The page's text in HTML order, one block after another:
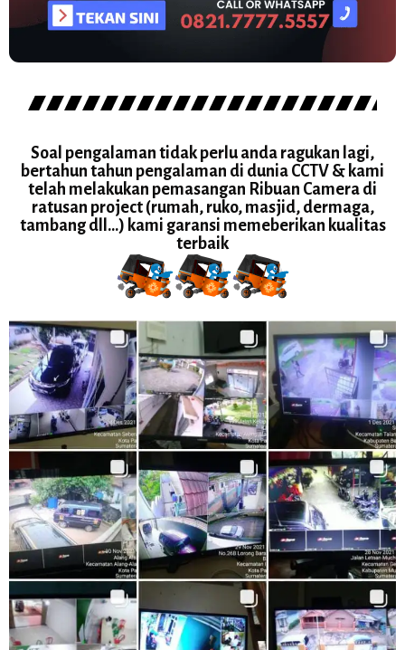
Soal pengalaman tidak perlu anda ragukan lagi,
bertahun tahun pengalaman di dunia CCTV & kami
telah melakukan pemasangan Ribuan Camera di
ratusan project (rumah, ruko, masjid, dermaga,
tambang dll...) kami garansi memeberikan kualitas
terbaik